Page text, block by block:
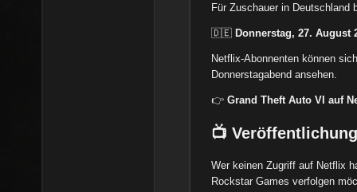
Für Zuschauer in Deutschland
🇩🇪Donnerstag, 27. August
Netflix-Abonnenten können
Donnerstagabend ansehen.
👉Grand Theft Auto VI auf
📺
Wer keinen Zugriff auf Netflix
Rockstar Games verfolgen